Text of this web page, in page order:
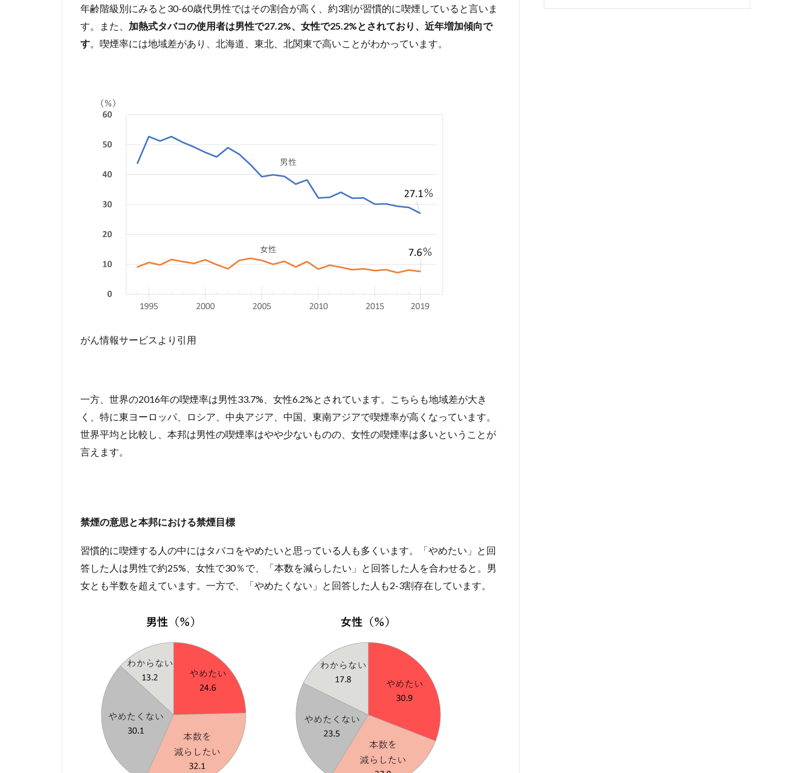
年齢階級別にみると30-60歳代男性ではその割合が高く、約3割が習慣的に喫煙していると言いま
す。また、 加熱式タバコの使用者は男性で27.2%、女性で25.2%とされており、近年増加傾向で
す 。喫煙率には地域差があり、北海道、東北、北関東で高いことがわかっています。
がん情報サービスより引用
一方、世界の2016年の喫煙率は男性33.7%、女性6.2%とされています。こちらも地域差が大き
く、特に東ヨーロッパ、ロシア、中央アジア、中国、東南アジアで喫煙率が高くなっています。
世界平均と比較し、本邦は男性の喫煙率はやや少ないものの、女性の喫煙率は多いということが
言えます。
禁煙の意思と本邦における禁煙目標
習慣的に喫煙する人の中にはタバコをやめたいと思っている人も多くいます。「やめたい」と回
答した人は男性で約25%、女性で30％で、「本数を減らしたい」と回答した人を合わせると。男
女とも半数を超えています。一方で、「やめたくない」と回答した人も2-3割存在しています。